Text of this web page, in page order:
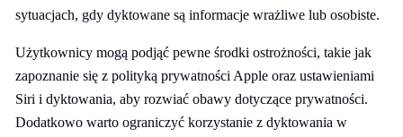
sytuacjach, gdy dyktowane są informacje wrażliwe lub osobiste.
Użytkownicy mogą podjąć pewne środki ostrożności, takie jak
zapoznanie się z polityką prywatności Apple oraz ustawieniami
Siri i dyktowania, aby rozwiać obawy dotyczące prywatności.
Dodatkowo warto ograniczyć korzystanie z dyktowania w